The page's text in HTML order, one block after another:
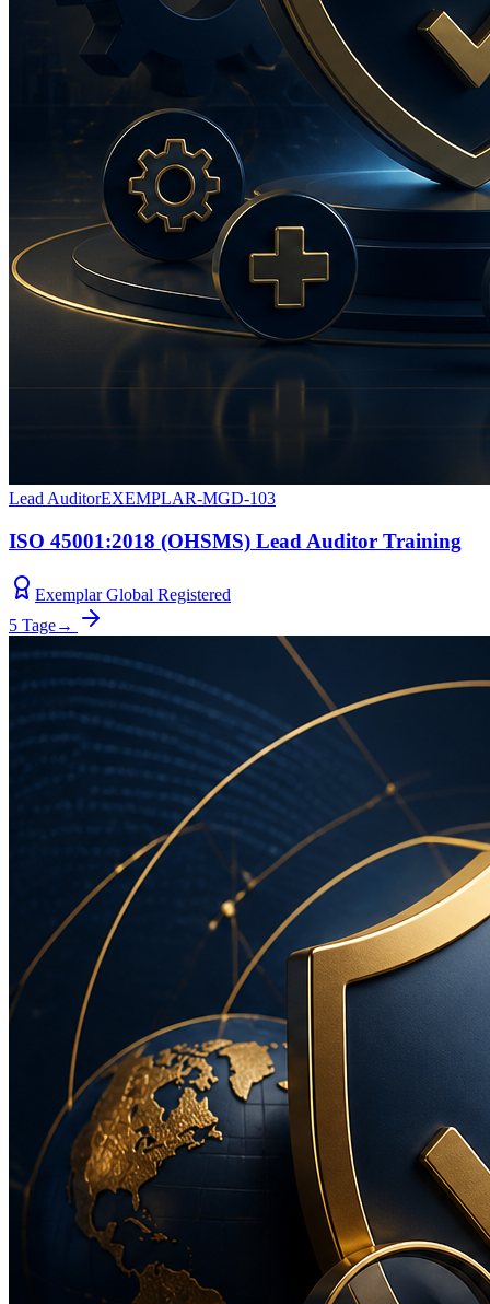
Lead AuditorEXEMPLAR-MGD-103
ISO 45001:2018 (OHSMS) Lead Auditor Training
Exemplar Global Registered
5 Tage→